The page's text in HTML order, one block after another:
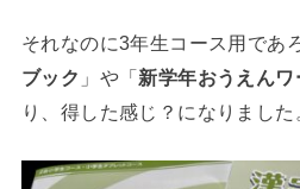
それなのに3年生コース用であ
ブック 」や「新学年おうえんワ
り、得した感じ？になりました